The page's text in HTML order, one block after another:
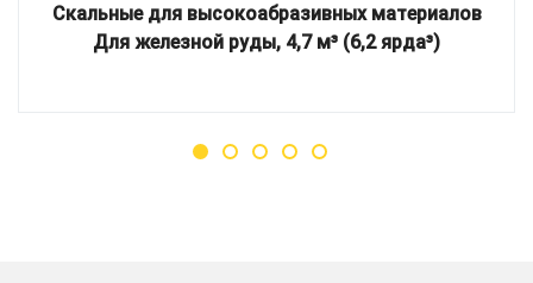
Скальные для высокоабразивных материалов
Для железной руды, 4,7 м³ (6,2 ярда³)